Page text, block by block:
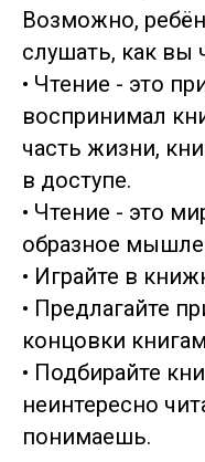
Возможно,
слушать, как вы
• Чтение - это
воспринимал
часть жизни,
в доступе.
• Чтение - это
образное
• Играйте в
• Предлагайте
концовки
• Подбирайте
неинтересно
понимаешь.